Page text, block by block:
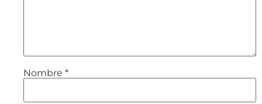
Nombre *